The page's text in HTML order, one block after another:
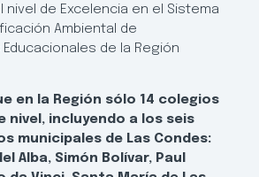
de Excelencia en el Sistema
Ambiental de
de la Región
en la Región sólo 14 colegios
nivel, incluyendo a los seis
municipales de Las Condes:
Alba, Simón Bolívar, Paul